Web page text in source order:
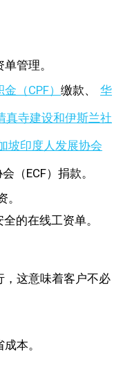
管理。
（CPF） 缴款、 华
真寺建设和伊斯兰社
坡印度人发展协会
（ECF）捐款。
的在线工资单。
，这意味着客户不必
本。